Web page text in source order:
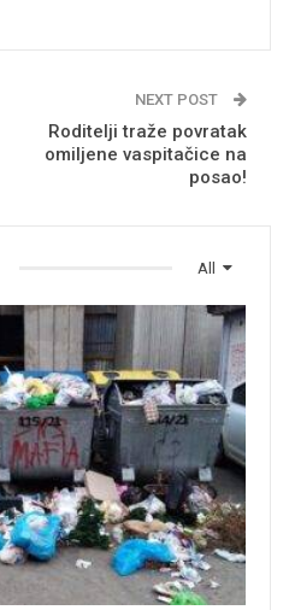
NEXT POST
Roditelji traže povratak
omiljene vaspitačice na
posao!
All